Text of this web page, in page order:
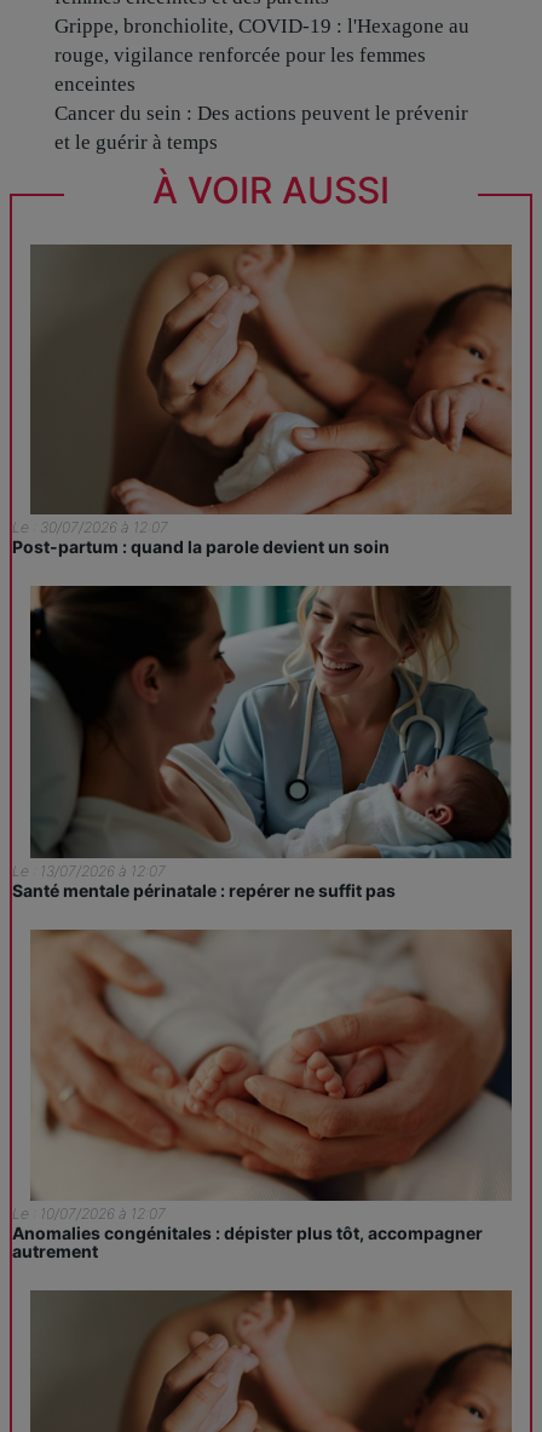
Grippe, bronchiolite, COVID-19 : l'Hexagone au
rouge, vigilance renforcée pour les femmes
enceintes
Cancer du sein : Des actions peuvent le prévenir
et le guérir à temps
À VOIR AUSSI
Le : 30/07/2026 à 12:07
Post-partum : quand la parole devient un soin
Le : 13/07/2026 à 12:07
Santé mentale périnatale : repérer ne suffit pas
Le : 10/07/2026 à 12:07
Anomalies congénitales : dépister plus tôt, accompagner
autrement